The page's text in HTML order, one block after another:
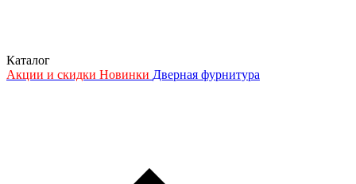
Каталог
Акции и скидки Новинки Дверная фурнитура